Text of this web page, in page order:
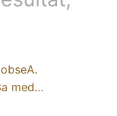
med…